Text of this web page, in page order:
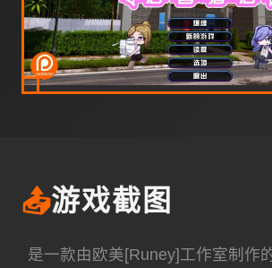
📤游戏截图
是一款由欧美[Runey]工作室制作